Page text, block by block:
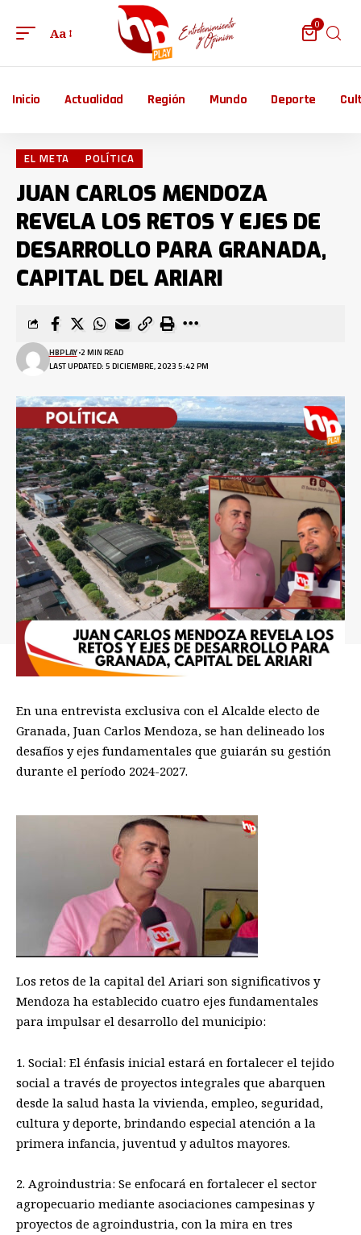
Aa
0
Inicio Actualidad Región Mundo Deporte
EL META POLÍTICA
JUAN CARLOS MENDOZA
REVELA LOS RETOS Y EJES DE
DESARROLLO PARA GRANADA,
CAPITAL DEL ARIARI
LAST UPDATED: 5 DICIEMBRE, 2023 5:42 PM
HBPLAY 2 MIN READ
En una entrevista exclusiva con el Alcalde electo de
Granada, Juan Carlos Mendoza, se han delineado los
desafíos y ejes fundamentales que guiarán su gestión
durante el período 2024-2027.
Los retos de la capital del Ariari son significativos y
Mendoza ha establecido cuatro ejes fundamentales
para impulsar el desarrollo del municipio:
1. Social: El énfasis inicial estará en fortalecer el tejido
social a través de proyectos integrales que abarquen
desde la salud hasta la vivienda, empleo, seguridad,
cultura y deporte, brindando especial atención a la
primera infancia, juventud y adultos mayores.
2. Agroindustria: Se enfocará en fortalecer el sector
agropecuario mediante asociaciones campesinas y
proyectos de agroindustria, con la mira en tres